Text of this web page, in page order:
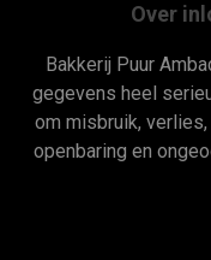
Over
Bakkerij Puur
gegevens heel
om misbruik,
openbaring en